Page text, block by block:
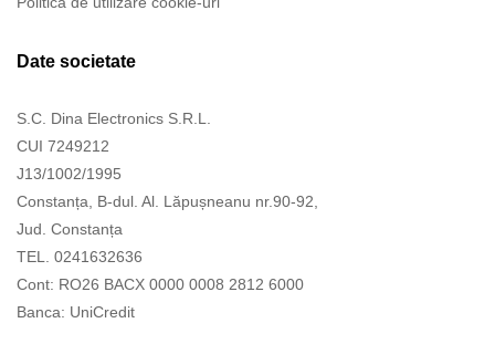
Date societate
S.C. Dina Electronics S.R.L.
CUI 7249212
J13/1002/1995
Constanța, B-dul. Al. Lăpușneanu nr.90-92,
Jud. Constanța
TEL. 0241632636
Cont: RO26 BACX 0000 0008 2812 6000
Banca: UniCredit